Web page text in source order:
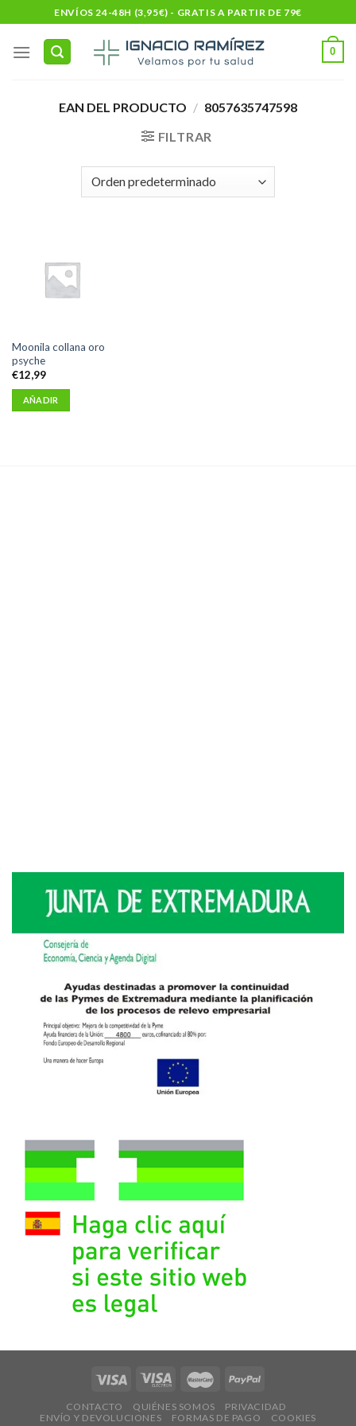
to
content
ENVÍOS 24-48H (3,95€) - GRATIS A PARTIR DE 79€
0
EAN DEL PRODUCTO / 8057635747598
FILTRAR
Moonila collana oro
psyche
€12,99
AÑADIR
CONTACTO QUIÉNES SOMOS
PRIVACIDAD
ENVÍO Y DEVOLUCIONES
FORMAS DE PAGO
COOKIES